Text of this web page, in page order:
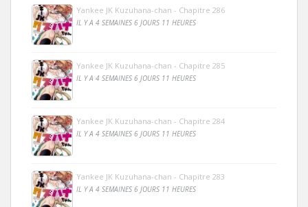
Yankee JK Kuzuhana-chan - Chapitre 286
IL Y A 4 SEMAINES 6 JOURS 11 HEURES
Yankee JK Kuzuhana-chan - Chapitre 285
IL Y A 4 SEMAINES 6 JOURS 11 HEURES
Yankee JK Kuzuhana-chan - Chapitre 284
IL Y A 4 SEMAINES 6 JOURS 11 HEURES
Yankee JK Kuzuhana-chan - Chapitre 283
IL Y A 4 SEMAINES 6 JOURS 11 HEURES